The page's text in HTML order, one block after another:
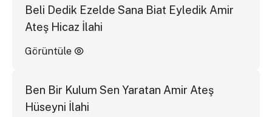
Beli Dedik Ezelde Sana Biat Eyledik Amir
Ateş Hicaz İlahi
Görüntüle
Ben Bir Kulum Sen Yaratan Amir Ateş
Hüseyni İlahi